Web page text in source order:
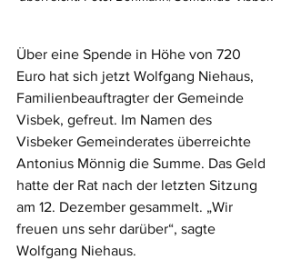
Über eine Spende in Höhe von 720
Euro hat sich jetzt Wolfgang Niehaus,
Familienbeauftragter der Gemeinde
Visbek, gefreut. Im Namen des
Visbeker Gemeinderates überreichte
Antonius Mönnig die Summe. Das Geld
hatte der Rat nach der letzten Sitzung
am 12. Dezember gesammelt. „Wir
freuen uns sehr darüber“, sagte
Wolfgang Niehaus.